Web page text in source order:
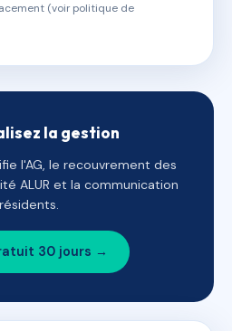
(voir politique de
la gestion
l'AG, le recouvrement des
ALUR et la communication
résidents.
30 jours →